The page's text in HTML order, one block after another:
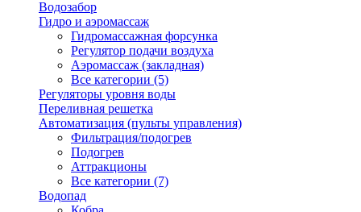
Водозабор
Гидро и аэромассаж
Гидромассажная форсунка
Регулятор подачи воздуха
Аэромассаж (закладная)
Все категории (5)
Регуляторы уровня воды
Переливная решетка
Автоматизация (пульты управления)
Фильтрация/подогрев
Подогрев
Аттракционы
Все категории (7)
Водопад